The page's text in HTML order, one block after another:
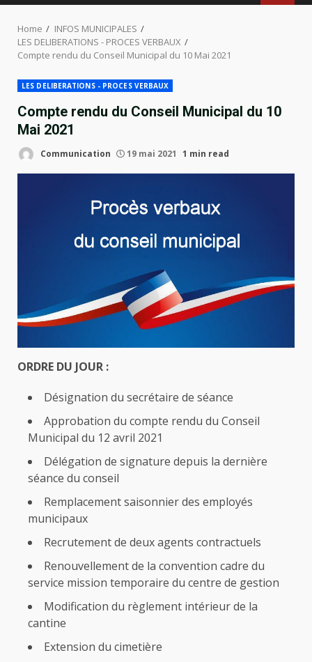
Home
INFOS MUNICIPALES
LES DELIBERATIONS - PROCES VERBAUX
Compte rendu du Conseil Municipal du 10 Mai 2021
LES DELIBERATIONS - PROCES VERBAUX
Compte rendu du Conseil Municipal du 10
Mai 2021
Communication 19 mai 2021 1 min read
ORDRE DU JOUR :
Désignation du secrétaire de séance
Approbation du compte rendu du Conseil
Municipal du 12 avril 2021
Délégation de signature depuis la dernière
séance du conseil
Remplacement saisonnier des employés
municipaux
Recrutement de deux agents contractuels
Renouvellement de la convention cadre du
service mission temporaire du centre de gestion
Modification du règlement intérieur de la
cantine
Extension du cimetière